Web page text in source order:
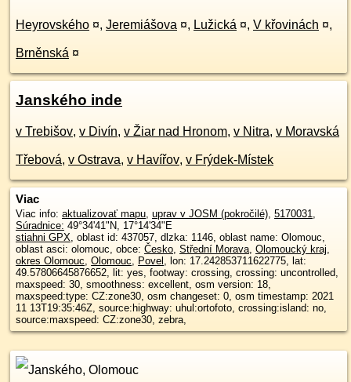
Heyrovského ¤, Jeremiášova ¤, Lužická ¤, V křovinách ¤,
Brněnská ¤
Janského inde
v Trebišov, v Divín, v Žiar nad Hronom, v Nitra, v Moravská
Třebová, v Ostrava, v Havířov, v Frýdek-Místek
Viac
Viac info: aktualizovať mapu, uprav v JOSM (pokročilé), 5170031,
Súradnice: 49°34'41"N, 17°14'34"E
stiahni GPX, oblast id: 437057, dlzka: 1146, oblast name: Olomouc,
oblast asci: olomouc, obce: Česko, Střední Morava, Olomoucký kraj,
okres Olomouc, Olomouc, Povel , lon: 17.242853711622775, lat:
49.57806645876652, lit: yes, footway: crossing, crossing: uncontrolled,
maxspeed: 30, smoothness: excellent, osm version: 18,
maxspeed:type: CZ:zone30, osm changeset: 0, osm timestamp: 2021
11 13T19:35:46Z, source:highway: uhul:ortofoto, crossing:island: no,
source:maxspeed: CZ:zone30, zebra,